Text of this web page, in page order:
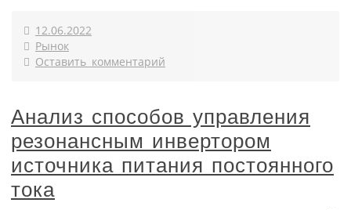
12.06.2022
Рынок
Оставить комментарий
Анализ способов управления
резонансным инвертором
источника питания постоянного
тока